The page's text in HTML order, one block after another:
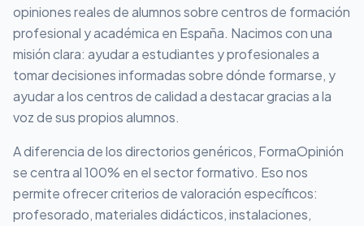
opiniones reales de alumnos sobre centros de formación
profesional y académica en España. Nacimos con una
misión clara: ayudar a estudiantes y profesionales a
tomar decisiones informadas sobre dónde formarse, y
ayudar a los centros de calidad a destacar gracias a la
voz de sus propios alumnos.
A diferencia de los directorios genéricos, FormaOpinión
se centra al 100% en el sector formativo. Eso nos
permite ofrecer criterios de valoración específicos:
profesorado, materiales didácticos, instalaciones,